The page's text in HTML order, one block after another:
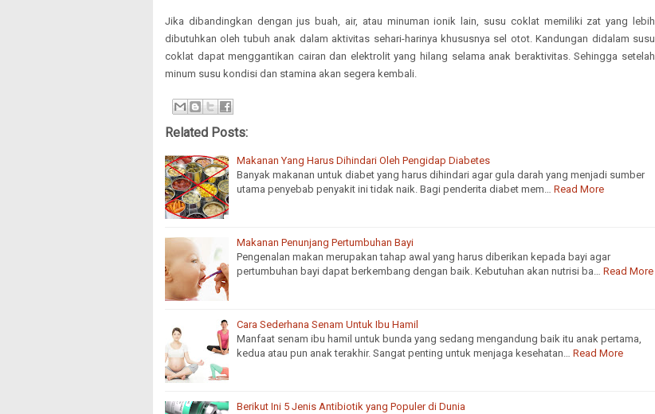
Jika dibandingkan dengan jus buah, air, atau minuman ionik lain, susu coklat memiliki zat yang lebih
dibutuhkan oleh tubuh anak dalam aktivitas sehari-harinya khususnya sel otot. Kandungan didalam susu
coklat dapat menggantikan cairan dan elektrolit yang hilang selama anak beraktivitas. Sehingga setelah
minum susu kondisi dan stamina akan segera kembali.
Related Posts:
Makanan Yang Harus Dihindari Oleh Pengidap Diabetes
Banyak makanan untuk diabet yang harus dihindari agar gula darah yang menjadi sumber
utama penyebab penyakit ini tidak naik. Bagi penderita diabet mem…
Read More
Makanan Penunjang Pertumbuhan Bayi
Pengenalan makan merupakan tahap awal yang harus diberikan kepada bayi agar
pertumbuhan bayi dapat berkembang dengan baik. Kebutuhan akan nutrisi ba…
Read More
Cara Sederhana Senam Untuk Ibu Hamil
Manfaat senam ibu hamil untuk bunda yang sedang mengandung baik itu anak pertama,
kedua atau pun anak terakhir. Sangat penting untuk menjaga kesehatan…
Read More
Berikut Ini 5 Jenis Antibiotik yang Populer di Dunia